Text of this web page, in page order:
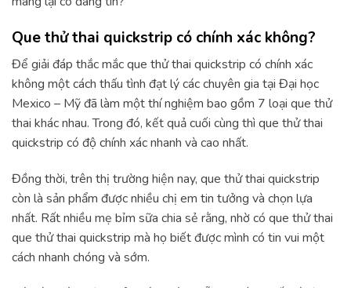
Que thử thai quickstrip có chính xác không?
Để giải đáp thắc mắc que thử thai quickstrip có chính xác
không một cách thấu tình đạt lý các chuyên gia tại Đại học
Mexico – Mỹ đã làm một thí nghiệm bao gồm 7 loại que thử
thai khác nhau. Trong đó, kết quả cuối cùng thì que thử thai
quickstrip có độ chính xác nhanh và cao nhất.
Đồng thời, trên thị trường hiện nay, que thử thai quickstrip
còn là sản phẩm được nhiều chị em tin tưởng và chọn lựa
nhất. Rất nhiều mẹ bỉm sữa chia sẻ rằng, nhờ có que thử thai
que thử thai quickstrip mà họ biết được mình có tin vui một
cách nhanh chóng và sớm.